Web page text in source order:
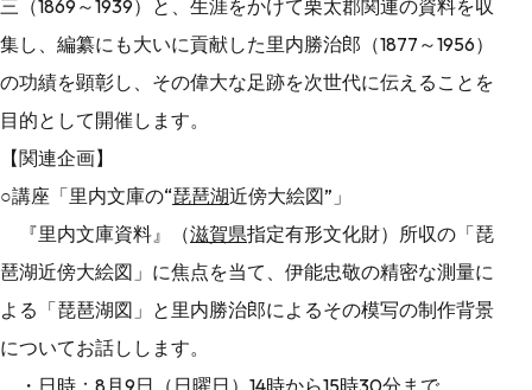
三（1869～1939）と、生涯をかけて栗太郡関連の資料を収
集し、編纂にも大いに貢献した里内勝治郎（1877～1956）
の功績を顕彰し、その偉大な足跡を次世代に伝えることを
目的として開催します。
【関連企画】
○講座「里内文庫の“琵琶湖近傍大絵図”」
『里内文庫資料』（滋賀県指定有形文化財）所収の「琵
琶湖近傍大絵図」に焦点を当て、伊能忠敬の精密な測量に
よる「琵琶湖図」と里内勝治郎によるその模写の制作背景
についてお話しします。
・日時：8月9日（日曜日）14時から15時30分まで